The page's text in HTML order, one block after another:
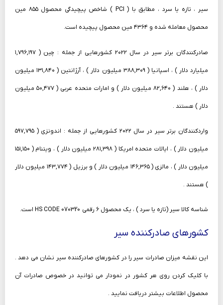
سیر ، تازه یا سرد ، مطابق با ( PCI ) شاخص پیچیدگی محصول ۸۵۵ مین
محصول معامله شده و ۴۳۶۴ مین محصول پیچیده است.
صادرکنندگان برتر سیر در سال ۲۰۲۲ کشورهایی از جمله : چین ( ۱,۷۹۶,۱۹۷
میلیارد دلار ) ، اسپانیا ( ۳۸۸,۳۰۹ میلیون دلار ) ، آرژانتین ( ۱۳۱,۸۴۰ میلیون
دلار ) ، هلند ( ۸۲,۶۴۰ میلیون دلار ) و امارات متحده عربی ( ۵۰,۴۷۷ میلیون
دلار ) هستند .
واردکنندگان برتر سیر در سال ۲۰۲۲ کشورهایی از جمله : اندونزی ( ۵۹۷,۷۹۵
میلیون دلار ) ، ایالات متحده امریکا ( ۲۸۱,۳۹۸ میلیون دلار ) ، ویتنام ( ۱۵۱,۱۵۰
میلیون دلار ) ، مالزی ( ۱۴۶,۳۶۵ میلیون دلار ) و برزیل ( ۱۴۳,۷۷۴ میلیون دلار
) هستند .
شناسه کالا سیر (تازه یا سرد ) ، یک محصول ۶ رقمی HS CODE 070320 است.
کشورهای صادرکننده سیر
این نقشه میزان صادرات سیر را در کشورهای صادرکننده سیر نشان می دهد .
با کلیک کردن روی هر کشور در نمودار می توانید در خصوص صادرات آن
محصول اطلاعات بیشتر دریافت نمایید .